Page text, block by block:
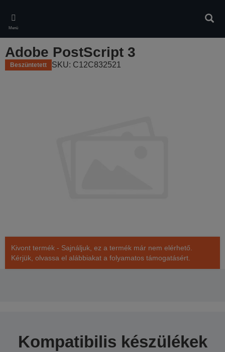
main
content
Menü
Adobe PostScript 3
Beszüntetett SKU: C12C832521
Kivont termék - Sajnáljuk, ez a termék már nem elérhető.
Kérjük, olvassa el alábbiakat a folyamatos támogatásért.
Kompatibilis készülékek